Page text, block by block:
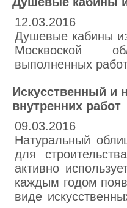
12.03.2016
Душевые кабины
Москвоской
выполненных
Искусственный и
внутренних работ
09.03.2016
Натуральный
для
активно
каждым годом
виде